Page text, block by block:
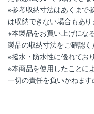
※参考収納寸法はあくまで
は収納できない場合もあり
※本製品をお買い上げにな
製品の収納寸法をご確認く
※撥水・防水性に優れてお
※本商品を使用したことに
一切の責任を負いかねます